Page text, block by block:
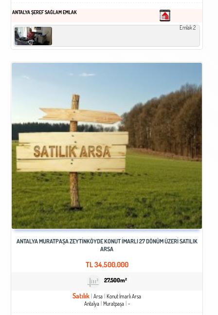
ANTALYA ŞEREF SAĞLAM EMLAK
Emlak 2
ANTALYA MURATPAŞA ZEYTINKÖYDE KONUT İMARLI 27 DÖNÜM ÜZERI SATILIK
ARSA
TL34,500,000
27,500m²
Satılık Arsa Konut İmarlı Arsa
Antalya
Muratpaşa -